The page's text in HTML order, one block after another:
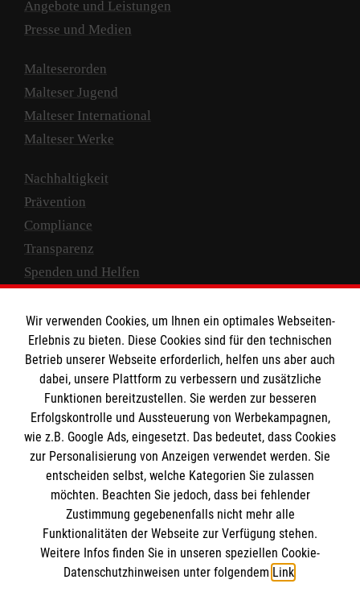
Angebote und Leistungen
Presse und Medien
Malteserorden
Malteser Jugend
Malteser International
Malteser Werke
Nachhaltigkeit
Prävention
Compliance
Transparenz
Spenden und Helfen
Empfänger: Malteser Hilfsdienst e.V.
IBAN: DE10 3706 0120 1201 2000 12
BIC: GENODED 1PA7
Newsletter abonnieren
Wir verwenden Cookies, um Ihnen ein optimales Webseiten-
Erlebnis zu bieten. Diese Cookies sind für den technischen
Betrieb unserer Webseite erforderlich, helfen uns aber auch
dabei, unsere Plattform zu verbessern und zusätzliche
Funktionen bereitzustellen. Sie werden zur besseren
Erfolgskontrolle und Aussteuerung von Werbekampagnen,
wie z.B. Google Ads, eingesetzt. Das bedeutet, dass Cookies
zur Personalisierung von Anzeigen verwendet werden. Sie
entscheiden selbst, welche Kategorien Sie zulassen
möchten. Beachten Sie jedoch, dass bei fehlender
Zustimmung gegebenenfalls nicht mehr alle
Funktionalitäten der Webseite zur Verfügung stehen.
Weitere Infos finden Sie in unseren speziellen Cookie-
Datenschutzhinweisen unter folgendem Link.